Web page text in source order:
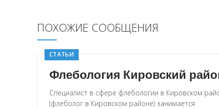
ПОХОЖИЕ СООБЩЕНИЯ
СТАТЬИ
Флебология Кировский
Специалист в сфере флебологии в Кировском
(флеболог в Кировском районе) занимается